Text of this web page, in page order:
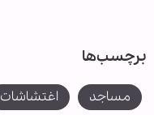
برچسب‌ها
مساجد اغتشاشات